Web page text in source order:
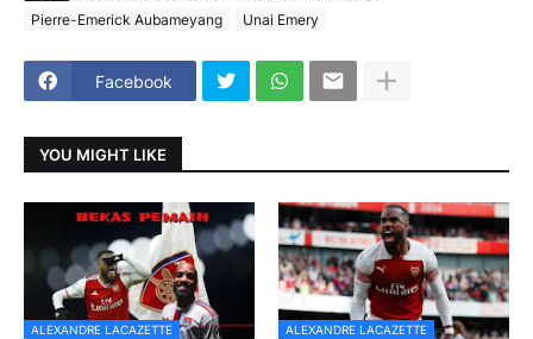
Pierre-Emerick Aubameyang
Unai Emery
Facebook
YOU MIGHT LIKE
ALEXANDRE LACAZETTE ALEXANDRE LACAZETTE